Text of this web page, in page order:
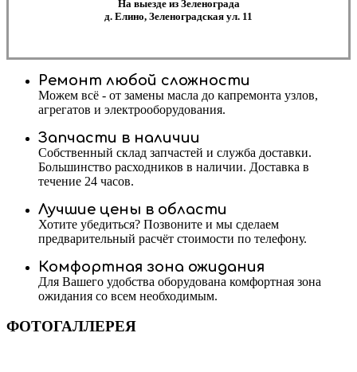
На выезде из Зеленограда
д. Елино, Зеленоградская ул. 11
Ремонт любой сложности
Можем всё - от замены масла до капремонта узлов,
агрегатов и электрооборудования.
Запчасти в наличии
Собственный склад запчастей и служба доставки.
Большинство расходников в наличии. Доставка в
течение 24 часов.
Лучшие цены в области
Хотите убедиться? Позвоните и мы сделаем
предварительный расчёт стоимости по телефону.
Комфортная зона ожидания
Для Вашего удобства оборудована комфортная зона
ожидания со всем необходимым.
ФОТОГАЛЛЕРЕЯ